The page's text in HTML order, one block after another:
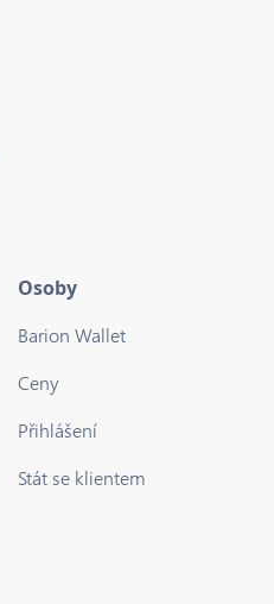
Osoby
Barion Wallet
Ceny
Přihlášení
Stát se klientem